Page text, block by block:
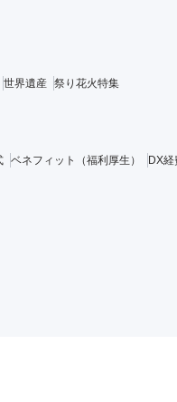
世界遺産 祭り花火特集
ベネフィット（福利厚生） DX経